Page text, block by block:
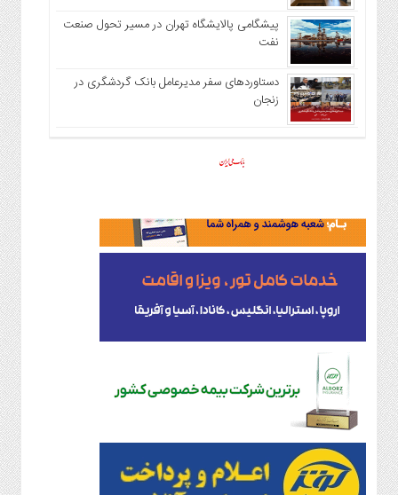
پیشگامی پالایشگاه تهران در مسیر تحول صنعت
نفت
دستاوردهای سفر مدیرعامل بانک گردشگری در
زنجان